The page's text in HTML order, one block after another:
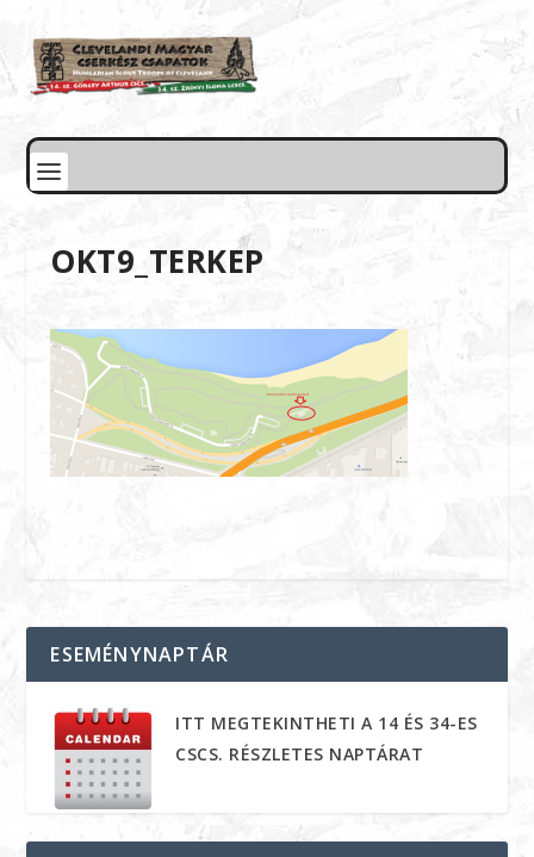
OKT9_TERKEP
ESEMÉNYNAPTÁR
ITT MEGTEKINTHETI A 14 ÉS 34-ES
CSCS. RÉSZLETES NAPTÁRAT